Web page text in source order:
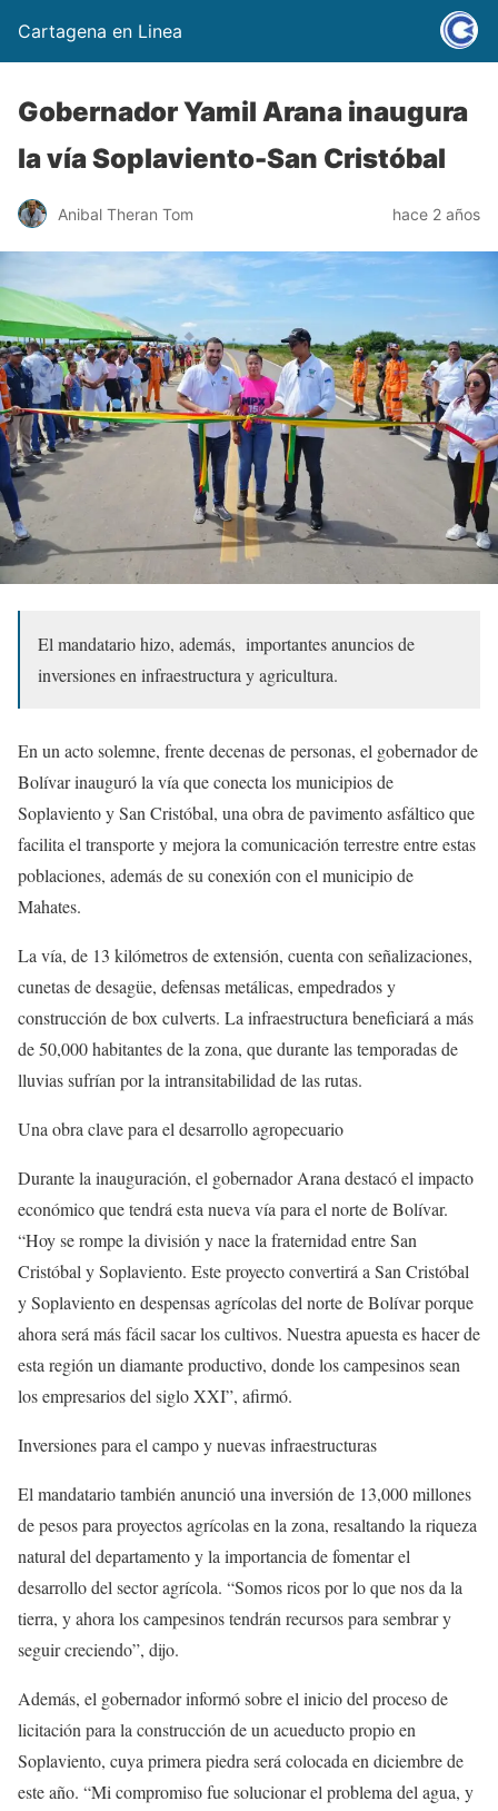
Cartagena en Linea
Gobernador Yamil Arana inaugura
la vía Soplaviento-San Cristóbal
Anibal Theran Tom hace 2 años
El mandatario hizo, además, importantes anuncios de
inversiones en infraestructura y agricultura.
En un acto solemne, frente decenas de personas, el gobernador de
Bolívar inauguró la vía que conecta los municipios de
Soplaviento y San Cristóbal, una obra de pavimento asfáltico que
facilita el transporte y mejora la comunicación terrestre entre estas
poblaciones, además de su conexión con el municipio de
Mahates.
La vía, de 13 kilómetros de extensión, cuenta con señalizaciones,
cunetas de desagüe, defensas metálicas, empedrados y
construcción de box culverts. La infraestructura beneficiará a más
de 50,000 habitantes de la zona, que durante las temporadas de
lluvias sufrían por la intransitabilidad de las rutas.
Una obra clave para el desarrollo agropecuario
Durante la inauguración, el gobernador Arana destacó el impacto
económico que tendrá esta nueva vía para el norte de Bolívar.
“Hoy se rompe la división y nace la fraternidad entre San
Cristóbal y Soplaviento. Este proyecto convertirá a San Cristóbal
y Soplaviento en despensas agrícolas del norte de Bolívar porque
ahora será más fácil sacar los cultivos. Nuestra apuesta es hacer de
esta región un diamante productivo, donde los campesinos sean
los empresarios del siglo XXI”, afirmó.
Inversiones para el campo y nuevas infraestructuras
El mandatario también anunció una inversión de 13,000 millones
de pesos para proyectos agrícolas en la zona, resaltando la riqueza
natural del departamento y la importancia de fomentar el
desarrollo del sector agrícola. “Somos ricos por lo que nos da la
tierra, y ahora los campesinos tendrán recursos para sembrar y
seguir creciendo”, dijo.
Además, el gobernador informó sobre el inicio del proceso de
licitación para la construcción de un acueducto propio en
Soplaviento, cuya primera piedra será colocada en diciembre de
este año. “Mi compromiso fue solucionar el problema del agua, y